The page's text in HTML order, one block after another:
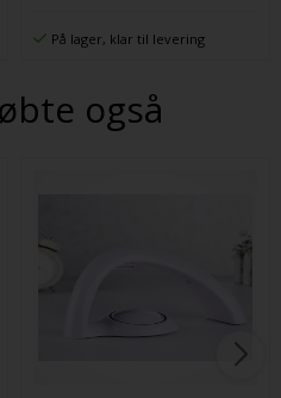
På lager, klar til levering
også